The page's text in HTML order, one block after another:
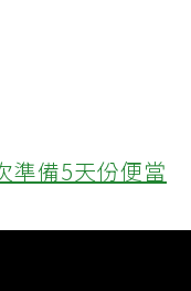
準備5天份便當